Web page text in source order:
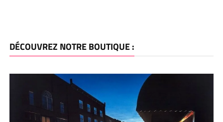
DÉCOUVREZ NOTRE BOUTIQUE :